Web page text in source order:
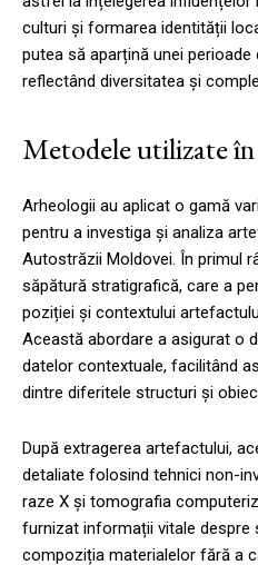
culturi și formarea identității
putea să aparțină unei
reflectând diversitatea și
Metodele utilizate în
Arheologii au aplicat o gamă
pentru a investiga și analiza
Autostrăzii Moldovei. În primul
săpătură stratigrafică, care a
poziției și contextului
Această abordare a asigurat o
datelor contextuale, facilitând
dintre diferitele structuri și
După extragerea artefactului,
detaliate folosind tehnici non-
raze X și tomografia
furnizat informații vitale despre
compoziția materialelor fără a